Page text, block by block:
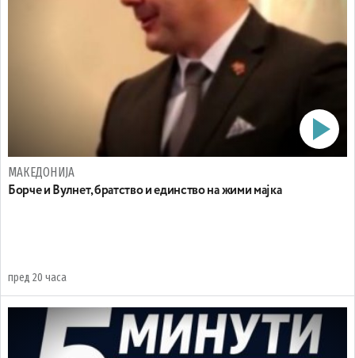
МАКЕДОНИЈА
Борче и Вулнет, братство и единство на жими мајка
пред 20 часа